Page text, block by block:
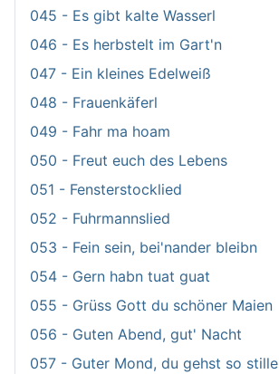
045 - Es gibt kalte Wasserl
046 - Es herbstelt im Gart'n
047 - Ein kleines Edelweiß
048 - Frauenkäferl
049 - Fahr ma hoam
050 - Freut euch des Lebens
051 - Fensterstocklied
052 - Fuhrmannslied
053 - Fein sein, bei'nander bleibn
054 - Gern habn tuat guat
055 - Grüss Gott du schöner Maien
056 - Guten Abend, gut' Nacht
057 - Guter Mond, du gehst so stille